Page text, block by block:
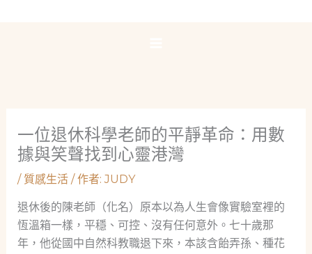
一位退休科學老師的平靜革命：用數
據與笑聲找到心靈港灣
/ 質感生活/ 作者:JUDY
退休後的陳老師（化名）原本以為人生會像實驗室裡的
恆溫箱一樣，平穩、可控、沒有任何意外。七十歲那
年，他從國中自然科教職退下來，本該含飴弄孫、種花